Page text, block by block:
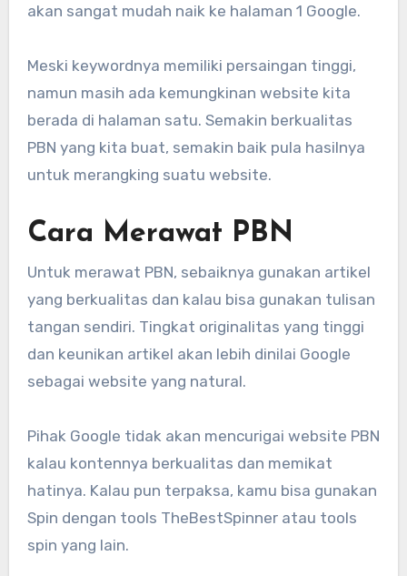
akan sangat mudah naik ke halaman 1 Google.
Meski keywordnya memiliki persaingan tinggi,
namun masih ada kemungkinan website kita
berada di halaman satu. Semakin berkualitas
PBN yang kita buat, semakin baik pula hasilnya
untuk merangking suatu website.
Cara Merawat PBN
Untuk merawat PBN, sebaiknya gunakan artikel
yang berkualitas dan kalau bisa gunakan tulisan
tangan sendiri. Tingkat originalitas yang tinggi
dan keunikan artikel akan lebih dinilai Google
sebagai website yang natural.
Pihak Google tidak akan mencurigai website PBN
kalau kontennya berkualitas dan memikat
hatinya. Kalau pun terpaksa, kamu bisa gunakan
Spin dengan tools TheBestSpinner atau tools
spin yang lain.